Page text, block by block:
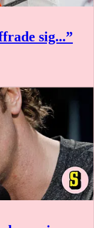
sig...”